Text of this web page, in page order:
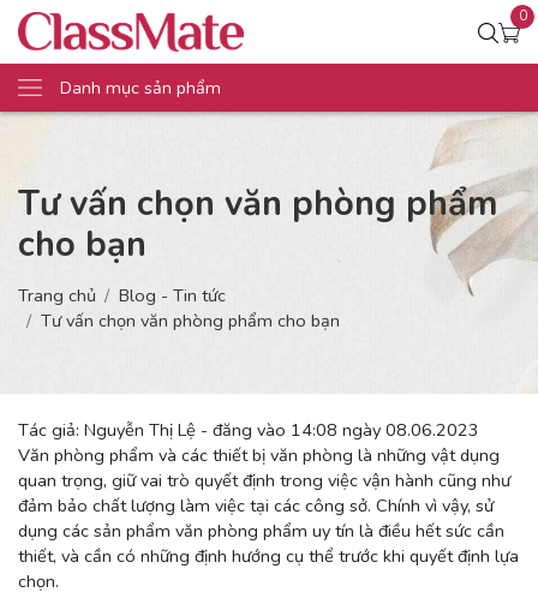
0
Danh mục sản phẩm
Tư vấn chọn văn phòng phẩm
cho bạn
Trang chủ
Blog - Tin tức
Tư vấn chọn văn phòng phẩm cho bạn
Tác giả: Nguyễn Thị Lệ - đăng vào 14:08 ngày 08.06.2023
Văn phòng phẩm và các thiết bị văn phòng là những vật dụng
quan trọng, giữ vai trò quyết định trong việc vận hành cũng như
đảm bảo chất lượng làm việc tại các công sở. Chính vì vậy, sử
dụng các sản phẩm văn phòng phẩm uy tín là điều hết sức cần
thiết, và cần có những định hướng cụ thể trước khi quyết định lựa
chọn.